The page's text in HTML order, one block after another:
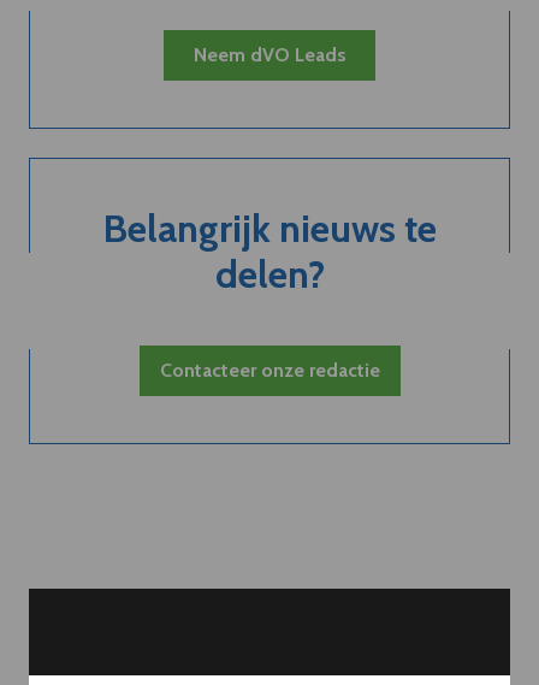
Neem dVO Leads
Belangrijk nieuws te
delen?
Contacteer onze redactie